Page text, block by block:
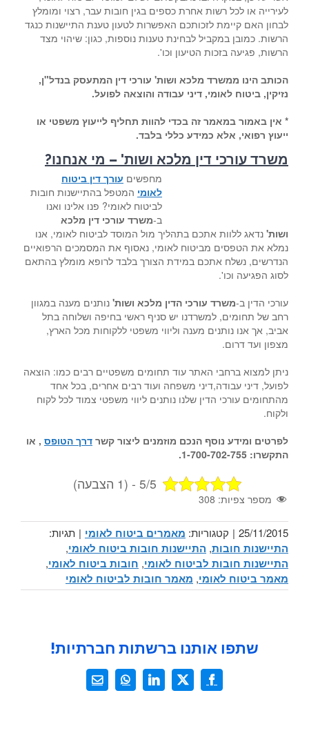
לעירייה או לכל רשות אחרת כספים בגין חובות עבר, רצוי ומומלץ
לבחון האם קיימת לזכותכם האפשרות לטעון טענת התיישנות כנגד
הרשות. כמובן במקביל לבחינת טענות נוספות, כגון: שיהוי מצד
הרשות, פגיעה בזכות הטיעון וכו'.
הכותב הינו ממשרד מלכא ושות' עורכי דין המתעסק בנדל"ן,
נזיקין, ביטוח לאומי, דיני עבודה והוצאה לפועל.
* אין באמור במאמר זה בכדי להוות תחליף לייעוץ משפטי או
ייעוץ רפואי, אלא כמידע כללי בלבד.
משרד עורכי דין מלכא ושות' – מי אנחנו?
מחפשים עורך דין ביטוח
לאומי המטפל בהתיישנות חובות
לביטוח לאומי? פנו אלינו ואנו
ב-משרד עורכי דין מלכא
ושות' נדאג ללוות אתכם בתהליך מול המוסד לביטוח לאומי, אנו
נמלא את הטפסים מביטוח לאומי, נאסוף את המסמכים הרפואיים
הנדרשים, נשלח אתכם במידת הצורך בלבד לרופא מומלץ בהתאם
לסוג הפגיעה וכו'.
עורכי הדין ב-משרד עורכי הדין מלכא ושות' נותנים מענה במגוון
רחב של תחומים, למשרדנו יש סניף ראשי בחיפה ושלוחה בתל
אביב, אך אנו נותנים מענה וליווי משפטי ללקוחות מכל הארץ,
מצפון ועד דרום.
ניתן למצוא ברחבי האתר עוד תחומים משפטיים רבים כמו: הוצאה
לפועל, דיני עבודה,דיני משפחה ועוד רבים אחרים, בכל אחד
מהתחומים עורכי הדין שלנו נותנים ליווי משפטי צמוד לכל לקוח
ולקוח.
לפרטים ומידע נוסף הנכם מוזמנים ליצור קשר דרך הטופס , או
התקשרו: 1-700-702-755.
5/5 - (1 הצבעה)
מספר צפיות: 308
25/11/2015
| קטגוריות: מאמרים ביטוח לאומי | תגיות:
התיישנות חובות, התיישנות חובות ביטוח לאומי,
התיישנות חובות לביטוח לאומי, חובות ביטוח לאומי,
מאמר ביטוח לאומי, מאמר חובות לביטוח לאומי
שתפו אותנו ברשתות חברתיות!
Facebook
X
LinkedIn
WhatsApp
כתובת